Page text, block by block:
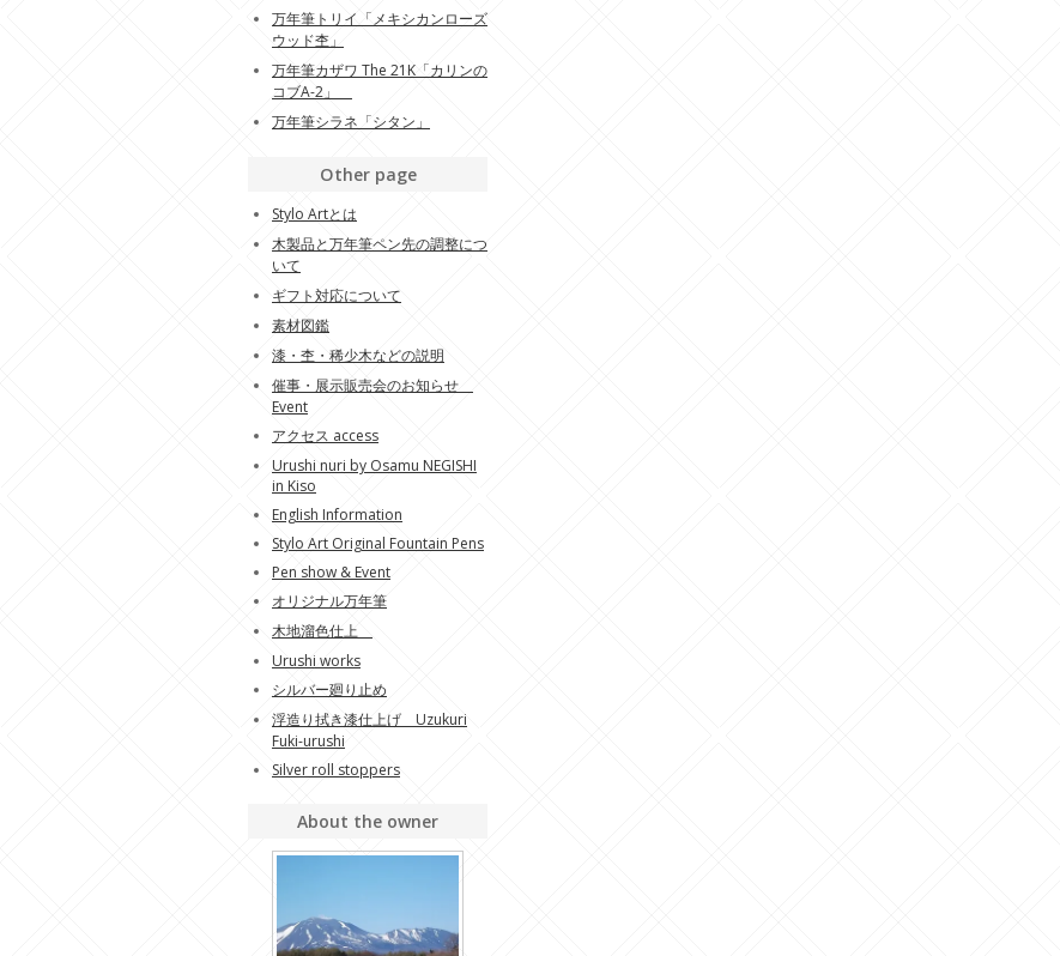
万年筆トリイ「メキシカンローズ
ウッド杢」
万年筆カザワ The 21K「カリンの
コブA-2」
万年筆シラネ「シタン」
Other page
Stylo Artとは
木製品と万年筆ペン先の調整につ
いて
ギフト対応について
素材図鑑
漆・杢・稀少木などの説明
催事・展示販売会のお知らせ
Event
アクセス access
Urushi nuri by Osamu NEGISHI
in Kiso
English Information
Stylo Art Original Fountain Pens
Pen show & Event
オリジナル万年筆
木地溜色仕上
Urushi works
シルバー廻り止め
浮造り拭き漆仕上げ Uzukuri
Fuki-urushi
Silver roll stoppers
About the owner